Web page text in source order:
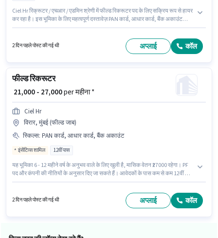
Ciel Hr रिक्रूटर / एचआर / एडमिन श्रेणी में फील्ड रिकरूटर पद के लिए सक्रिय रूप से हायर
कर रहा है। इस भूमिका के लिए महत्वपूर्ण दस्तावेज़ PAN कार्ड, आधार कार्ड, बैंक अकाउंट
सर्टिफिकेट होना अनिवार्य है। इस भूमिका में Fixed वेतन संरचना मिलती है।
2 दिन पहले पोस्ट की गई थी अप्लाई कॉल
फील्ड रिकरूटर
₹ 21,000 - 27,000per महीना *
Ciel Hr
विरार, मुंबई (फील्ड जाब)
स्किल्स: PAN कार्ड, आधार कार्ड, बैंक अकाउंट
इंसेंटिव्स शामिल 12वीं पास
यह भूमिका 6 - 12 महीने वर्ष के अनुभव वाले के लिए खुली है, मासिक वेतन ₹27000 रहेगा। PF
पद और कंपनी की नीतियों के अनुसार दिए जा सकते हैं। आवेदकों के पास कम से कम 12वीं पास
कार्ड, बैंक अकाउंट आवश्यक हैं।
2 दिन पहले पोस्ट की गई थी अप्लाई कॉल